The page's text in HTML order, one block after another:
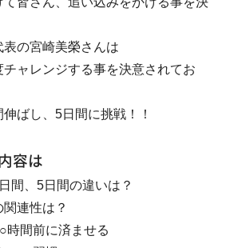
の宮崎美榮さんは
ャレンジする事を決意されてお
ばし、5日間に挑戦！！
容は
間、5日間の違いは？
連性は？
時間前に済ませる